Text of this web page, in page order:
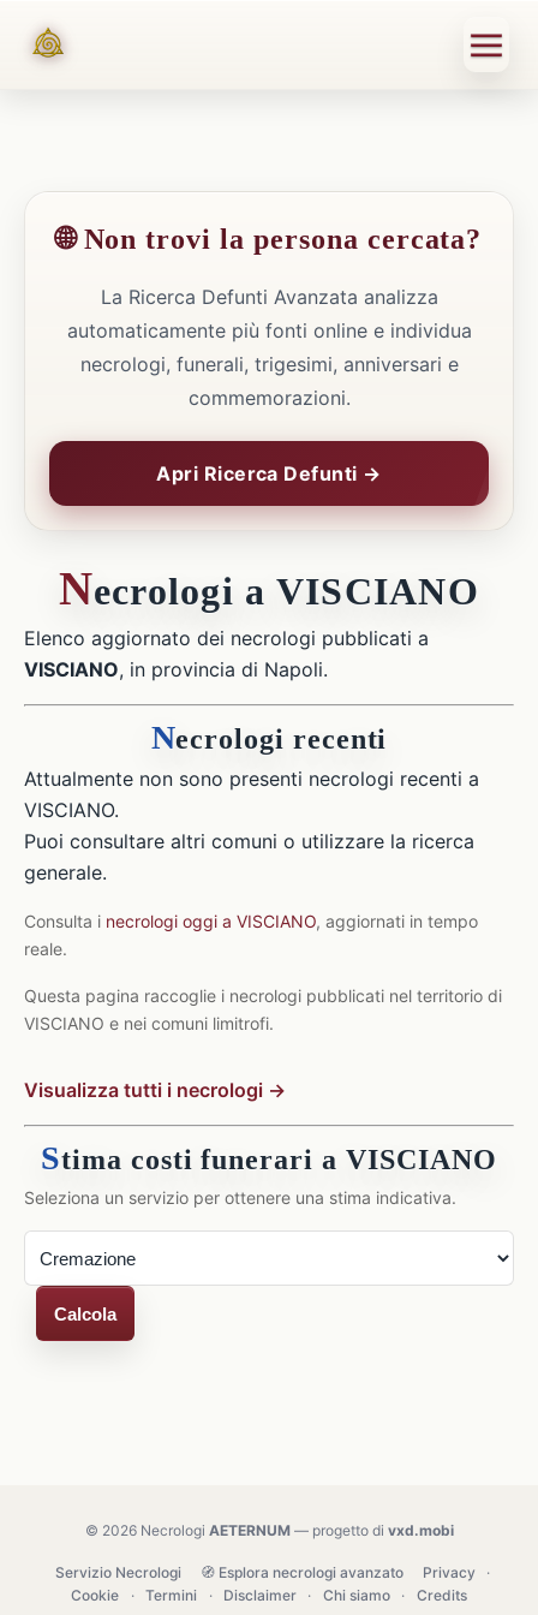
🌐 Non trovi la persona cercata?
La Ricerca Defunti Avanzata analizza
automaticamente più fonti online e individua
necrologi, funerali, trigesimi, anniversari e
commemorazioni.
Apri Ricerca Defunti →
Necrologi a VISCIANO
Elenco aggiornato dei necrologi pubblicati a
VISCIANO, in provincia di Napoli.
Necrologi recenti
Attualmente non sono presenti necrologi recenti a
VISCIANO.
Puoi consultare altri comuni o utilizzare la ricerca
generale.
Consulta i necrologi oggi a VISCIANO, aggiornati in tempo
reale.
Questa pagina raccoglie i necrologi pubblicati nel territorio di
VISCIANO e nei comuni limitrofi.
Visualizza tutti i necrologi →
Stima costi funerari a VISCIANO
Seleziona un servizio per ottenere una stima indicativa.
Calcola
© 2026 Necrologi AETERNUM— progetto di vxd.mobi
Servizio Necrologi 🧭 Esplora necrologi avanzato Privacy
·
Cookie
· Termini · Disclaimer · Chi siamo · Credits